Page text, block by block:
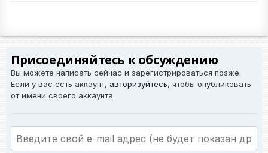
Присоединяйтесь к обсуждению
Вы можете написать сейчас и зарегистрироваться позже.
Если у вас есть аккаунт, авторизуйтесь, чтобы опубликовать
от имени своего аккаунта.